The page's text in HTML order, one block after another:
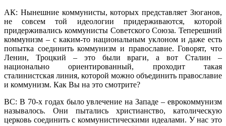
АК: Нынешние коммунисты, которых представляет Зюганов,
не совсем той идеологии придерживаются, которой
придерживались коммунисты Советского Союза. Теперешний
коммунизм – с каким-то национальным уклоном и даже есть
попытка соединить коммунизм и православие. Говорят, что
Ленин, Троцкий – это были враги, а вот Сталин –
национально ориентированный, проходит такая
сталинистская линия, которой можно объединить православие
и коммунизм. Как Вы на это смотрите?
ВС: В 70-х годах было увлечение на Западе – еврокоммунизм
называлось. Они пытались христианство, католическую
церковь соединить с коммунистическими идеалами. У нас это